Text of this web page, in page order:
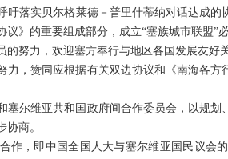
吁落实贝尔格莱德－普里什蒂纳对话达成
》的重要组成部分，成立“塞族城市联盟”
努力，欢迎塞方奉行与地区各国发展友好
力，赞同应根据有关双边协议和《南海各
塞尔维亚共和国政府间合作委员会，以规
商。
作，即中国全国人大与塞尔维亚国民议会